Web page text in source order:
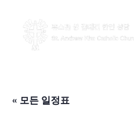
« 모든 일정표